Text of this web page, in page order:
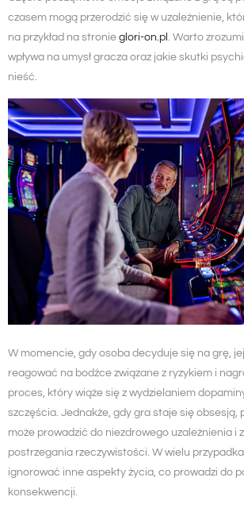
czasem mogą przerodzić się w uzależnienie,
na przykład na stronie glori-on.pl
. Warto
wpływa na umysł gracza oraz jakie skutki
nieść.
W momencie, gdy osoba decyduje się na grę,
reagować na bodźce związane z ryzykiem i
proces, który wiąże się z wydzielaniem
szczęścia. Jednakże, gdy gra staje się obsesją,
może prowadzić do niezdrowego uzależnienia i
postrzegania rzeczywistości. W wielu
ignorować inne aspekty życia, co prowadzi do
konsekwencji.